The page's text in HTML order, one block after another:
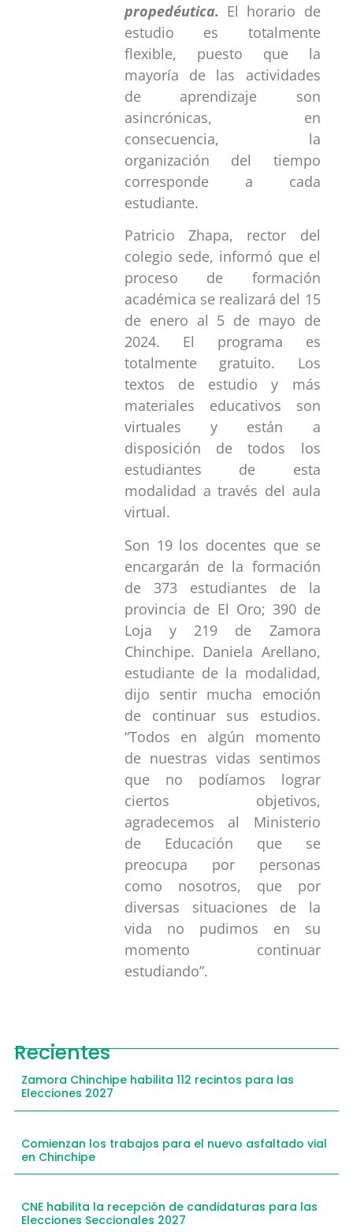
propedéutica. El horario de
estudio es totalmente
flexible, puesto que la
mayoría de las actividades
de aprendizaje son
asincrónicas, en
consecuencia, la
organización del tiempo
corresponde a cada
estudiante.
Patricio Zhapa, rector del
colegio sede, informó que el
proceso de formación
académica se realizará del 15
de enero al 5 de mayo de
2024. El programa es
totalmente gratuito. Los
textos de estudio y más
materiales educativos son
virtuales y están a
disposición de todos los
estudiantes de esta
modalidad a través del aula
virtual.
Son 19 los docentes que se
encargarán de la formación
de 373 estudiantes de la
provincia de El Oro; 390 de
Loja y 219 de Zamora
Chinchipe. Daniela Arellano,
estudiante de la modalidad,
dijo sentir mucha emoción
de continuar sus estudios.
“Todos en algún momento
de nuestras vidas sentimos
que no podíamos lograr
ciertos objetivos,
agradecemos al Ministerio
de Educación que se
preocupa por personas
como nosotros, que por
diversas situaciones de la
vida no pudimos en su
momento continuar
estudiando”.
Recientes
Zamora Chinchipe habilita 112 recintos para las
Elecciones 2027
Comienzan los trabajos para el nuevo asfaltado vial
en Chinchipe
CNE habilita la recepción de candidaturas para las
Elecciones Seccionales 2027